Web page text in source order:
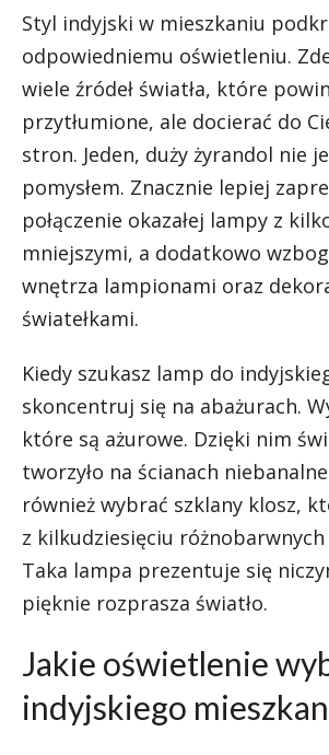
Styl indyjski w mieszkaniu
odpowiedniemu oświetleniu.
wiele źródeł światła, które
przytłumione, ale docierać do
stron. Jeden, duży żyrandol nie
pomysłem. Znacznie lepiej
połączenie okazałej lampy z
mniejszymi, a dodatkowo
wnętrza lampionami oraz
światełkami.
Kiedy szukasz lamp do
skoncentruj się na abażurach.
które są ażurowe. Dzięki nim
tworzyło na ścianach
również wybrać szklany klosz,
z kilkudziesięciu różnobarwnych
Taka lampa prezentuje się
pięknie rozprasza światło.
Jakie oświetlenie
indyjskiego